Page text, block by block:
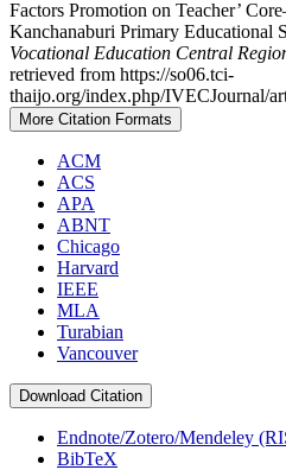
Factors Promotion on Teacher’
Kanchanaburi Primary Educational
Vocational Education Central
retrieved from https://so06.tci-
thaijo.org/index.php/IVECJournal/
More Citation Formats
ACM
ACS
APA
ABNT
Chicago
Harvard
IEEE
MLA
Turabian
Vancouver
Download Citation
Endnote/Zotero/Mendeley
BibTeX